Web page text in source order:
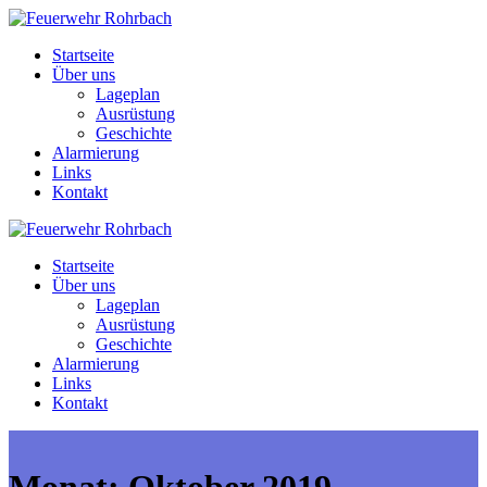
Zum
springenStartseite
Über uns
Lageplan
Ausrüstung
Geschichte
Alarmierung
Links
Kontakt
Startseite
Über uns
Lageplan
Ausrüstung
Geschichte
Alarmierung
Links
Kontakt